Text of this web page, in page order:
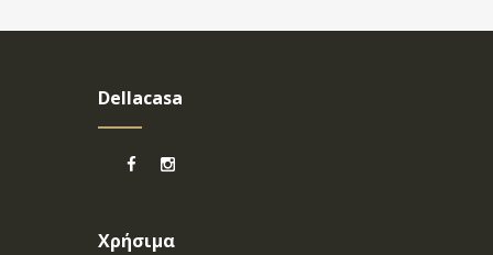
Dellacasa
Χρήσιμα